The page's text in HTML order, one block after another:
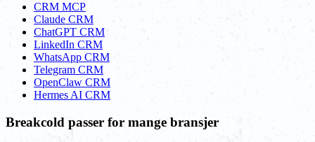
CRM MCP
Claude CRM
ChatGPT CRM
LinkedIn CRM
WhatsApp CRM
Telegram CRM
OpenClaw CRM
Hermes AI CRM
Breakcold passer for mange bransjer